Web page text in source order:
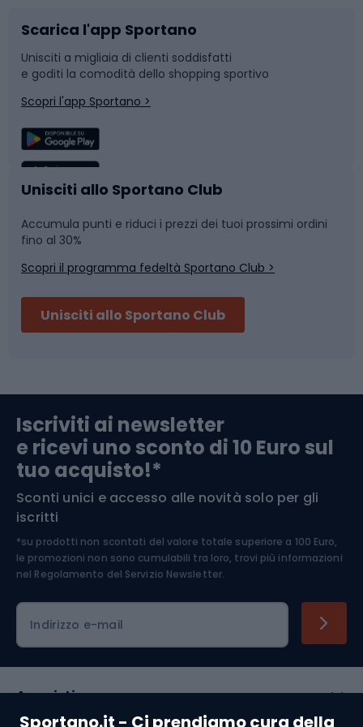
Sportano.it - Ci prendiamo cura della
Bushcraft
Corsa
Sport di squadra
Caschi da ciclismo
Skitouring
Abbigliamento da escursionismo
Slitte e slittini
Snowboard
Camminata nordica
Nuoto
Pattinaggio
Componenti per biciclette
Arrampicata
Medicina dello sport
Abbigliamento ciclistico
Scarica l'app Sportano
Unisciti a migliaia di clienti soddisfatti
e goditi la comodità dello shopping sportivo
Scopri l'app Sportano >
Unisciti allo Sportano Club
Accumula punti e riduci i prezzi dei tuoi prossimi ordini
fino al 30%
Scopri il programma fedeltà Sportano Club >
Unisciti allo Sportano Club
Iscriviti ai newsletter
e ricevi uno sconto di 10 Euro sul
tuo acquisto!*
Sconti unici e accesso alle novità solo per gli
iscritti
*su prodotti non scontati del valore totale superiore a 100 Euro,
le promozioni non sono cumulabili tra loro, trovi più informazioni
nel Regolamento del Servizio Newsletter.
Indirizzo e-mail
Acquisti